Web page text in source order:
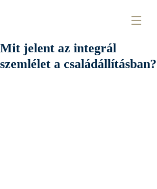
Mit jelent az integrál
szemlélet a családállításban?